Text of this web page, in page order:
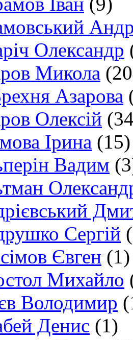
Олександр
Микола
Азарова
Олексій
Ірина (15)
Вадим
Сергій
Євген (1)
Михайло
Володимир
Денис (1)